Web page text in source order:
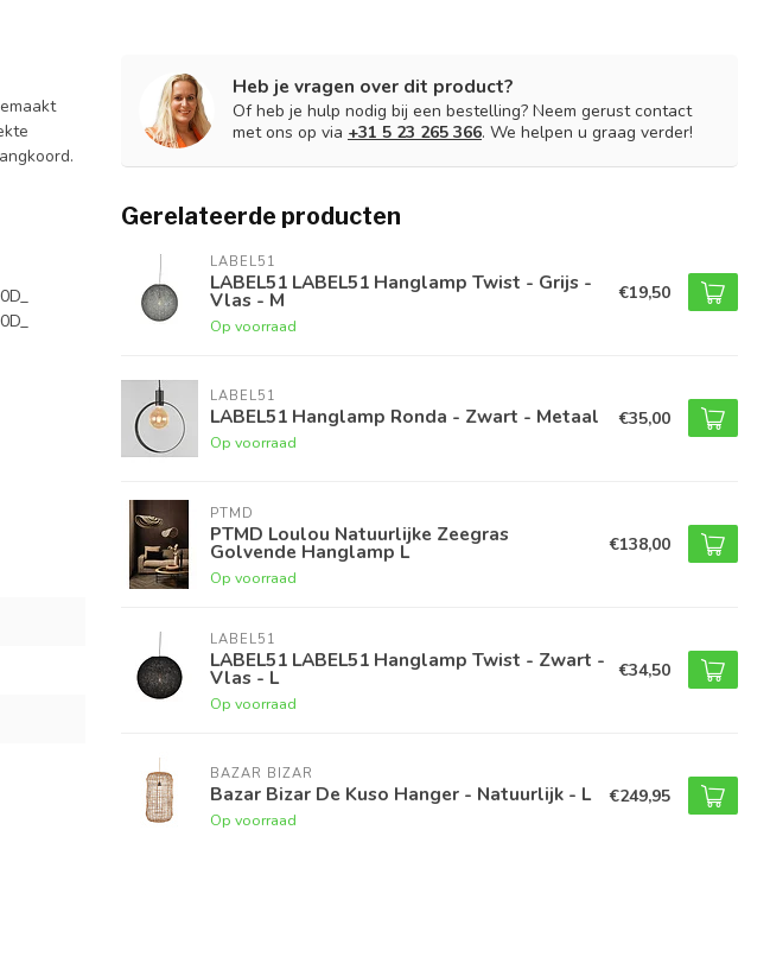
Heb je vragen over dit product?
Of heb je hulp nodig bij een bestelling? Neem gerust contact
met ons op via +31 5 23 265 366. We helpen u graag verder!
Gerelateerde producten
LABEL51
LABEL51 LABEL51 Hanglamp Twist - Grijs -
Vlas - M
Op voorraad
€19,50
LABEL51
LABEL51 Hanglamp Ronda - Zwart - Metaal
Op voorraad
€35,00
PTMD
PTMD Loulou Natuurlijke Zeegras
Golvende Hanglamp L
Op voorraad
€138,00
LABEL51
LABEL51 LABEL51 Hanglamp Twist - Zwart -
Vlas - L
Op voorraad
€34,50
BAZAR BIZAR
Bazar Bizar De Kuso Hanger - Natuurlijk - L
Op voorraad
€249,95